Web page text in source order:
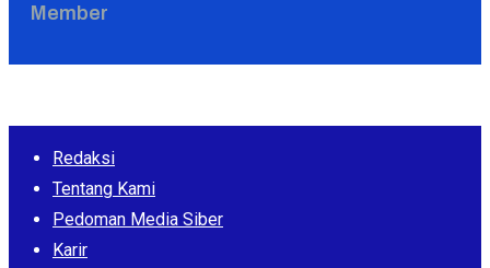
Member
Redaksi
Tentang Kami
Pedoman Media Siber
Karir